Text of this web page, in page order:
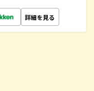
詳細を見る